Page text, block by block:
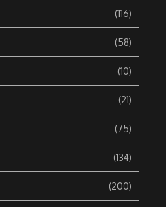
(116)
(58)
(10)
(21)
(75)
(134)
(200)